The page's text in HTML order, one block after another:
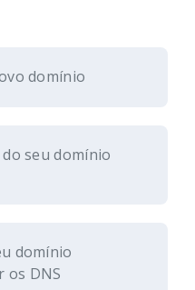
domínio
seu domínio
domínio
os DNS